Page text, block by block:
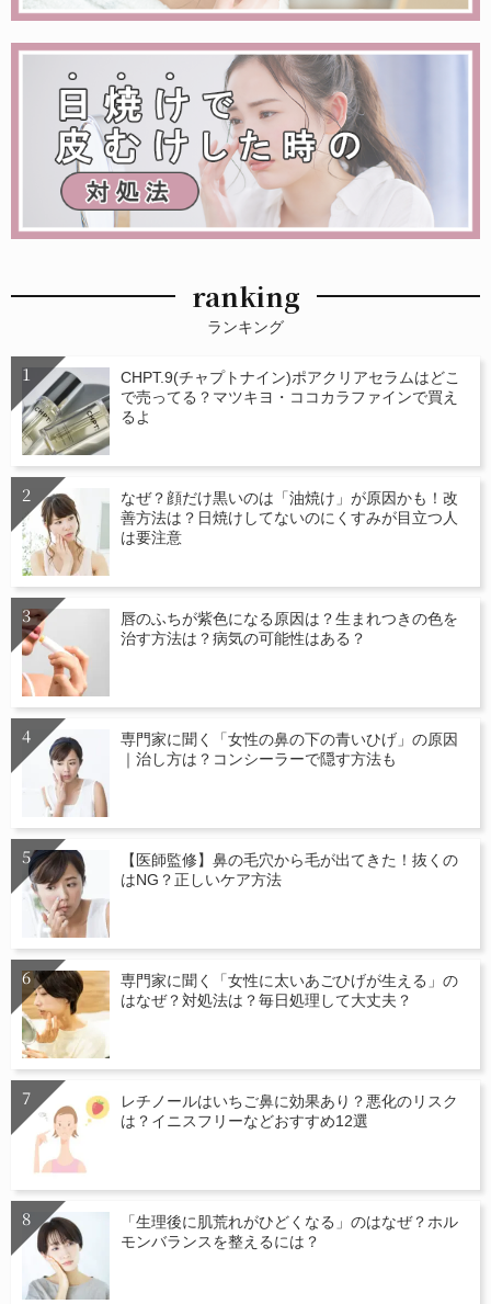
ranking
ランキング
CHPT.9(チャプトナイン)ポアクリアセラムはどこ
で売ってる？マツキヨ・ココカラファインで買え
るよ
なぜ？顔だけ黒いのは「油焼け」が原因かも！改
善方法は？日焼けしてないのにくすみが目立つ人
は要注意
唇のふちが紫色になる原因は？生まれつきの色を
治す方法は？病気の可能性はある？
専門家に聞く「女性の鼻の下の青いひげ」の原因
｜治し方は？コンシーラーで隠す方法も
【医師監修】鼻の毛穴から毛が出てきた！抜くの
はNG？正しいケア方法
専門家に聞く「女性に太いあごひげが生える」の
はなぜ？対処法は？毎日処理して大丈夫？
レチノールはいちご鼻に効果あり？悪化のリスク
は？イニスフリーなどおすすめ12選
「生理後に肌荒れがひどくなる」のはなぜ？ホル
モンバランスを整えるには？